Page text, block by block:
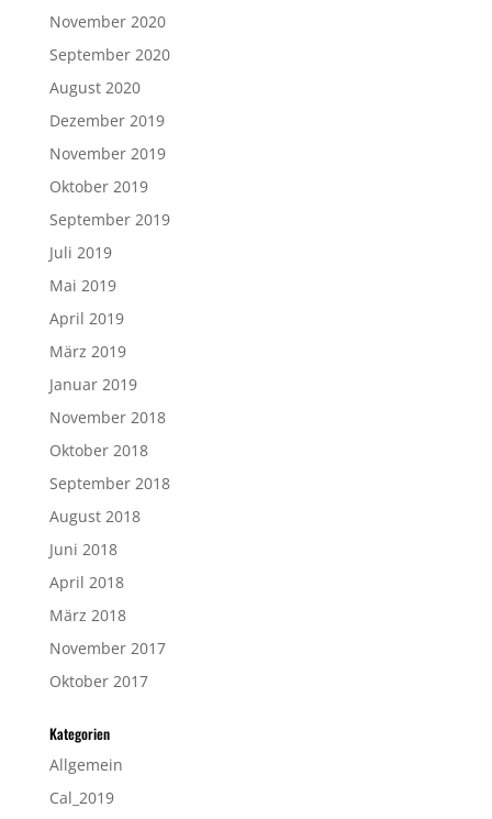
November 2020
September 2020
August 2020
Dezember 2019
November 2019
Oktober 2019
September 2019
Juli 2019
Mai 2019
April 2019
März 2019
Januar 2019
November 2018
Oktober 2018
September 2018
August 2018
Juni 2018
April 2018
März 2018
November 2017
Oktober 2017
Kategorien
Allgemein
Cal_2019